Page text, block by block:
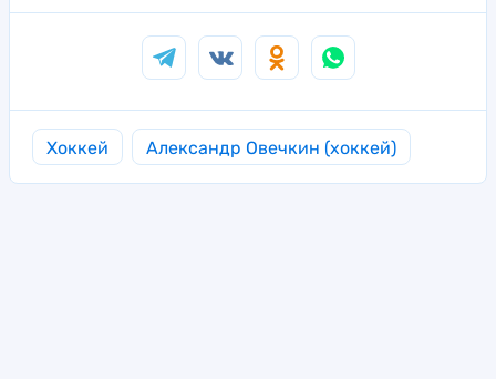
Хоккей Александр Овечкин (хоккей)